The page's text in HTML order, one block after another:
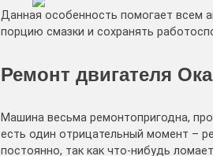
Данная особенность помогает всем
порцию смазки и сохранять
Ремонт двигателя Ока
Машина весьма ремонтопригодна,
есть один отрицательный момент –
постоянно, так как что-нибудь